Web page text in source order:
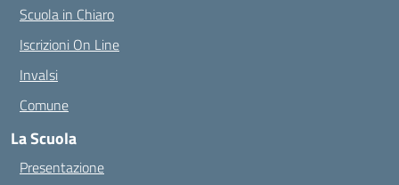
Scuola in Chiaro
Iscrizioni On Line
Invalsi
Comune
La Scuola
Presentazione